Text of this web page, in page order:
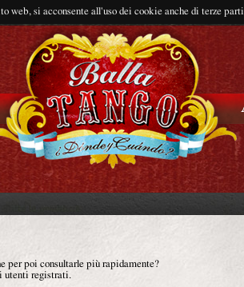
web, si acconsente all'uso dei cookie anche di terze parti
per poi consultarle più rapidamente?
utenti registrati.